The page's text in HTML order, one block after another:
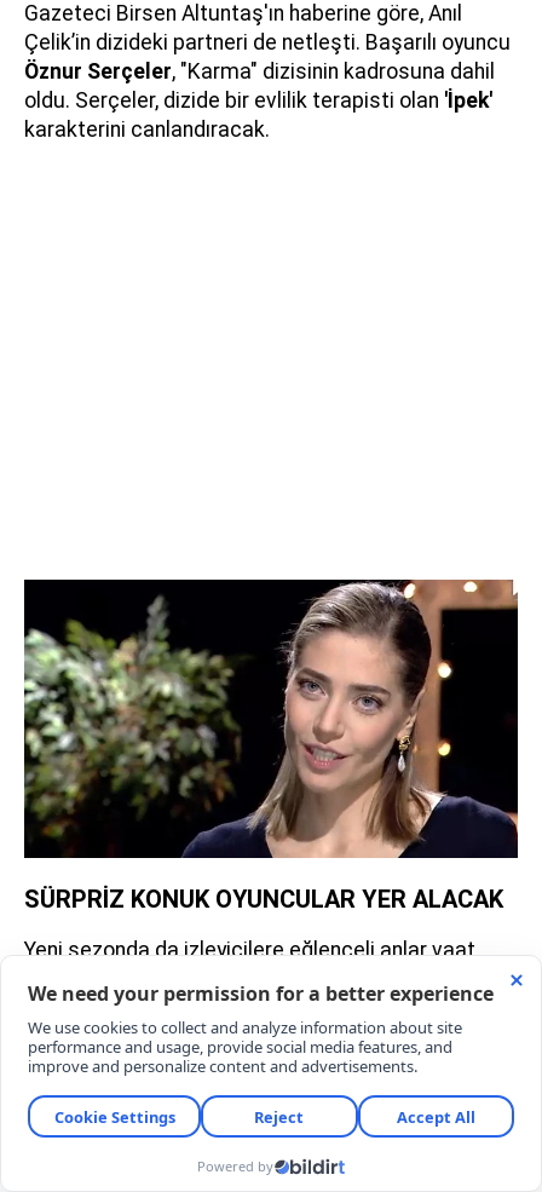
Gazeteci Birsen Altuntaş'ın haberine göre, Anıl
Çelik’in dizideki partneri de netleşti. Başarılı oyuncu
Öznur Serçeler, "Karma" dizisinin kadrosuna dahil
oldu. Serçeler, dizide bir evlilik terapisti olan 'İpek'
karakterini canlandıracak.
SÜRPRİZ KONUK OYUNCULAR YER ALACAK
Yeni sezonda da izleyicilere eğlenceli anlar vaat
eden "Karma" dizisinin konuk oyuncu listesi oldukça
kabarık. Dizinin yeni sezonunda müzisyenGökhan
Türkmenve usta aktörMüfit Kayacangibi sevilen
isimler de konuk oyuncu olarak yer alacak.
YORUMLAR